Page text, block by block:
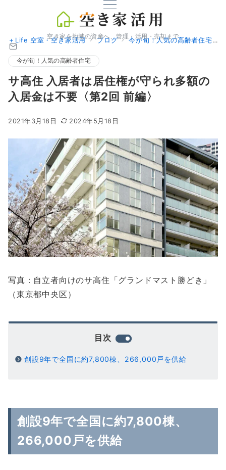
空き家を地域の資産へ、管理・活用・売却まで
＋Life 空室・空き家活用 ブログ 今が旬！人気の高齢者住宅
今が旬！人気の高齢者住宅
サ高住 入居者は居住権が守られ多額の
入居金は不要〈第2回 前編〉
2021年3月18日 2024年5月18日
写真：自立者向けのサ高住「グランドマスト勝どき」
（東京都中央区）
目次
創設9年で全国に約7,800棟、266,000戸を供給
創設9年で全国に約7,800棟、
266,000戸を供給